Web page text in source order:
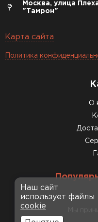
Москва, улица
"Тамрон"
Карта сайта
Политика
О
Мы
Наш сайт
использует файлы
cookie